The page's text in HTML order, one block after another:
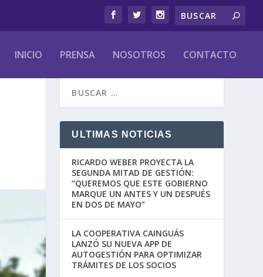
INICIO PRENSA NOSOTROS CONTACTO
ULTIMAS NOTICIAS
RICARDO WEBER PROYECTA LA
SEGUNDA MITAD DE GESTIÓN:
“QUEREMOS QUE ESTE GOBIERNO
MARQUE UN ANTES Y UN DESPUÉS
EN DOS DE MAYO”
LA COOPERATIVA CAINGUÁS
LANZÓ SU NUEVA APP DE
AUTOGESTIÓN PARA OPTIMIZAR
TRÁMITES DE LOS SOCIOS